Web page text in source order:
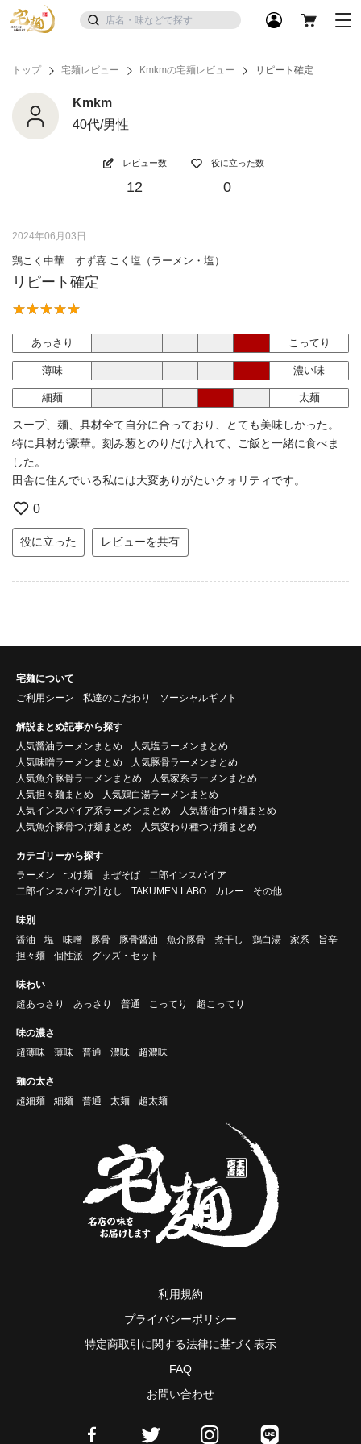
トップ 宅麺レビュー Kmkmの宅麺レビュー リピート確定
Kmkm
40代/男性
レビュー数
12
役に立った数
0
2024年06月03日
鶏こく中華 すず喜 こく塩（ラーメン・塩）
リピート確定
あっさり こってり
薄味 濃い味
細麺 太麺
スープ、麺、具材全て自分に合っており、とても美味しかった。
特に具材が豪華。刻み葱とのりだけ入れて、ご飯と一緒に食べま
した。
田舎に住んでいる私には大変ありがたいクォリティです。
0
役に立った レビューを共有
宅麺について
ご利用シーン
私達のこだわり ソーシャルギフト
解説まとめ記事から探す
人気醤油ラーメンまとめ
人気塩ラーメンまとめ
人気味噌ラーメンまとめ
人気豚骨ラーメンまとめ
人気魚介豚骨ラーメンまとめ
人気家系ラーメンまとめ
人気担々麺まとめ
人気鶏白湯ラーメンまとめ
人気インスパイア系ラーメンまとめ
人気醤油つけ麺まとめ
人気魚介豚骨つけ麺まとめ
人気変わり種つけ麺まとめ
カテゴリーから探す
ラーメン
つけ麺 まぜそば
二郎インスパイア
二郎インスパイア汁なし
TAKUMEN LABO カレー その他
味別
醤油
塩 味噌 豚骨 豚骨醤油 魚介豚骨 煮干し 鶏白湯 家系
旨辛
担々麺
個性派 グッズ・セット
味わい
超あっさり
あっさり 普通 こってり 超こってり
味の濃さ
超薄味
薄味 普通 濃味 超濃味
麺の太さ
超細麺
細麺 普通 太麺 超太麺
利用規約
プライバシーポリシー
特定商取引に関する法律に基づく表示
FAQ
お問い合わせ